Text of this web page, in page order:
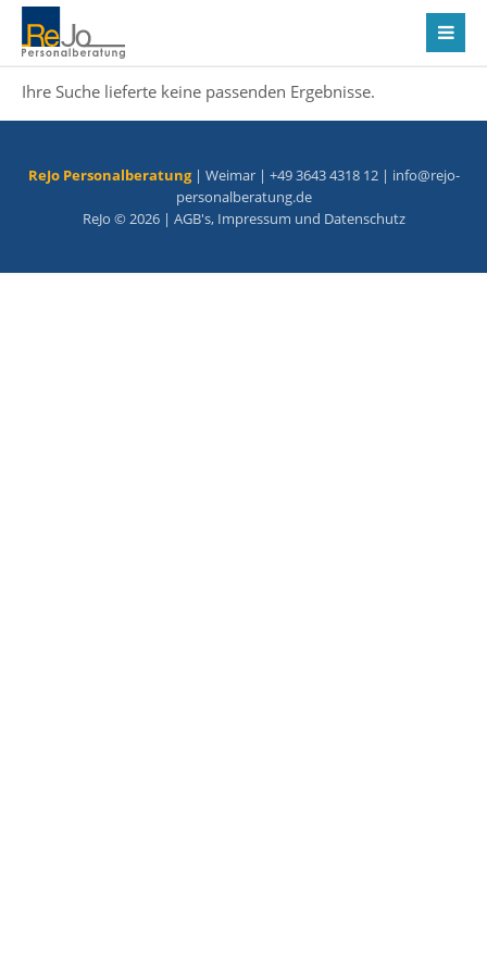
Ihre Suche lieferte keine passenden Ergebnisse.
ReJo Personalberatung| Weimar | +49 3643 4318 12 | info@rejo-
personalberatung.de
ReJo © 2026 | AGB's, Impressum und Datenschutz